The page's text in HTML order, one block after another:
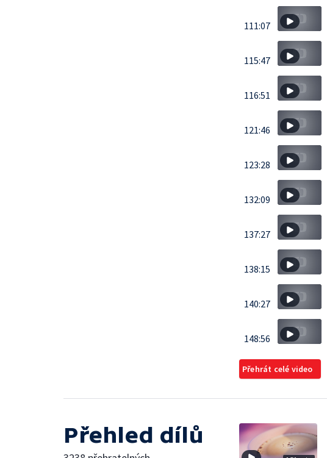
111:07
115:47
116:51
121:46
123:28
132:09
137:27
138:15
140:27
148:56
Přehrát celé video
Přehled dílů